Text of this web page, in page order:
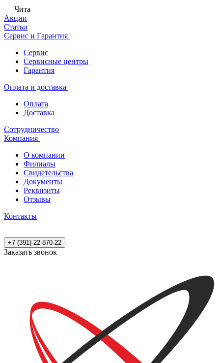
Чита
Акции
Статьи
Сервис и Гарантия
Сервис
Сервисные центры
Гарантия
Оплата и доставка
Оплата
Доставка
Сотрудничество
Компания
О компании
Филиалы
Свидетельства
Документы
Реквизиты
Отзывы
Контакты
+7 (391) 22-870-22
Заказать звонок